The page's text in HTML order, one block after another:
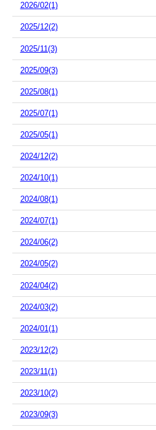
2026/02(1)
2025/12(2)
2025/11(3)
2025/09(3)
2025/08(1)
2025/07(1)
2025/05(1)
2024/12(2)
2024/10(1)
2024/08(1)
2024/07(1)
2024/06(2)
2024/05(2)
2024/04(2)
2024/03(2)
2024/01(1)
2023/12(2)
2023/11(1)
2023/10(2)
2023/09(3)